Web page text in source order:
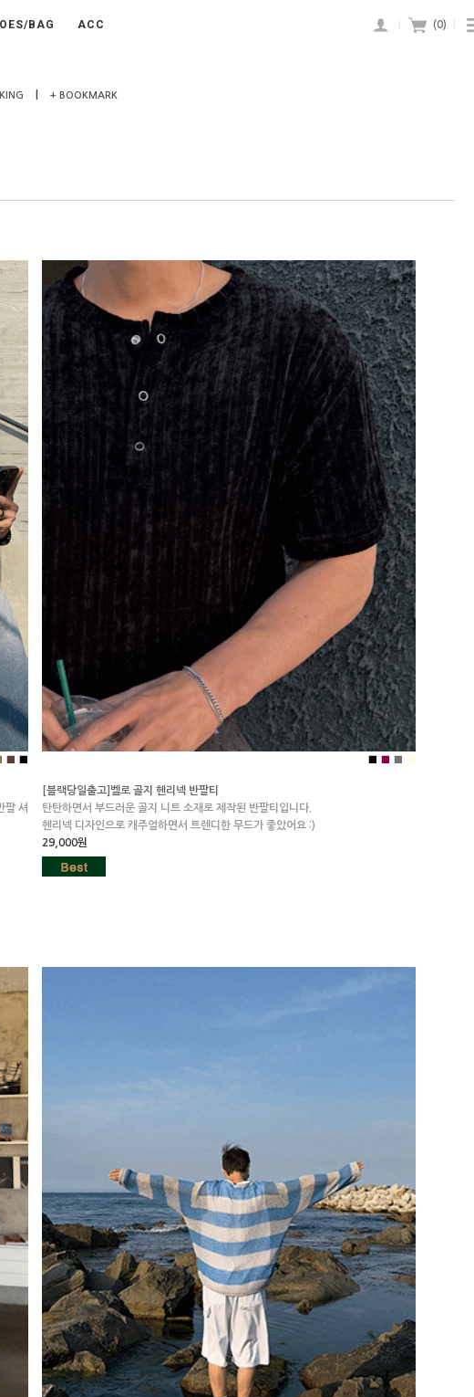
BAG ACC (0)
+ BOOKMARK
팔 셔
[블랙당일출고]벨로 골지 헨리넥 반팔티
탄탄하면서 부드러운 골지 니트 소재로 제작된 반팔티입니다.
헨리넥 디자인으로 캐주얼하면서 트렌디한 무드가 좋았어요 :)
29,000원